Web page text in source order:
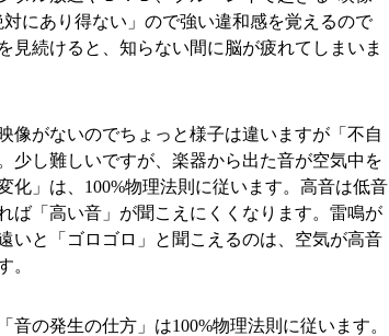
にあり得ない」ので強い違和感を覚えるので
見続けると、知らない間に脳が疲れてしまいま
像がないのでちょっと様子は違いますが「不自
少し難しいですが、楽器から出た音が空気中を
化」は、100%物理法則に従います。高音は低音
ば「高い音」が聞こえにくくなります。雷鳴が
いと「ゴロゴロ」と聞こえるのは、空気が高音
。
の発生の仕方」は100%物理法則に従います。